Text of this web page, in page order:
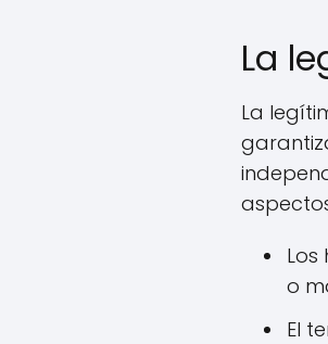
La
La
o
El